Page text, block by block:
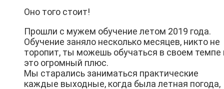
Оно того стоит!
Прошли с мужем обучение летом 2019 года.
Обучение заняло несколько месяцев, никто не
торопит, ты можешь обучаться в своем темпе
это огромный плюс.
Мы старались заниматься практические
каждые выходные, когда была летная погода,